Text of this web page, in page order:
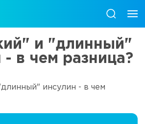
и "длинный"
- в чем разница?